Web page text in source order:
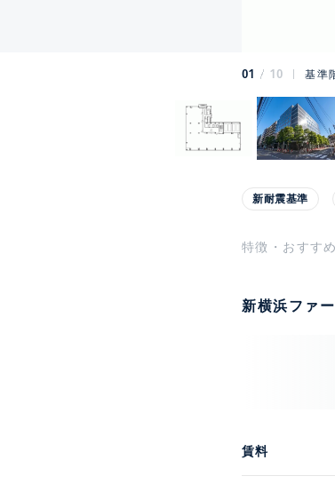
01 10 基準
新耐震基準
特徴・おすす
新横浜ファ
賃料